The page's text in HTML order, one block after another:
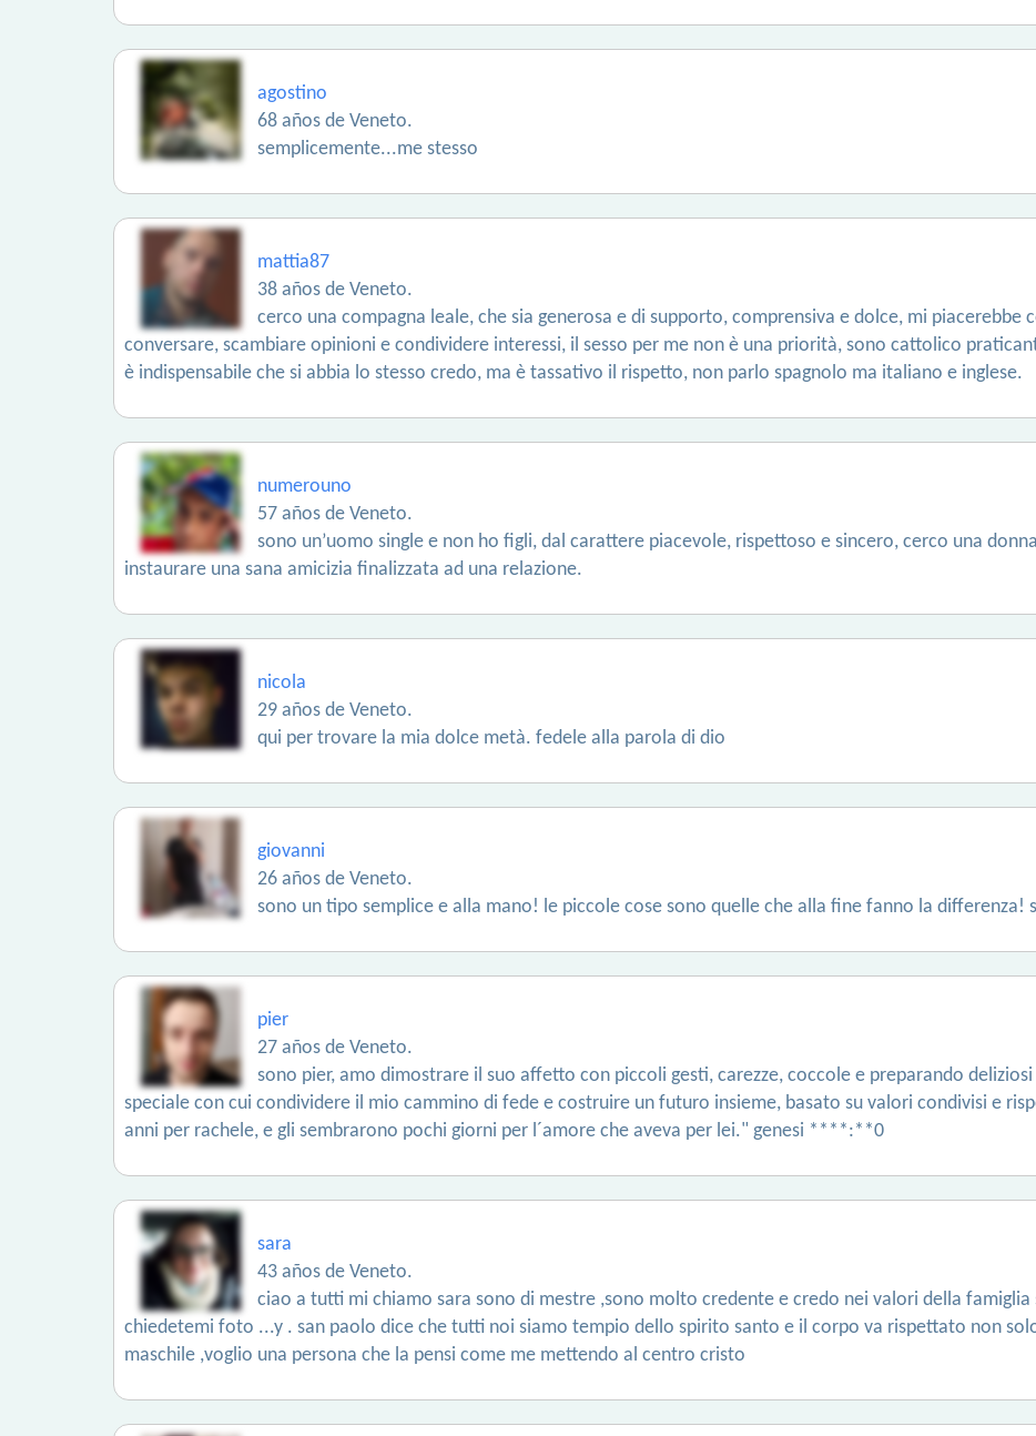
agostino
68 años de Veneto.
semplicemente...me stesso
mattia87
38 años de Veneto.
cerco una compagna leale, che sia generosa e di supporto, comprensiva e dolce, mi piacerebbe
conversare, scambiare opinioni e condividere interessi, il sesso per me non è una priorità, sono cattolico
è indispensabile che si abbia lo stesso credo, ma è tassativo il rispetto, non parlo spagnolo ma italiano e inglese.
numerouno
57 años de Veneto.
sono un’uomo single e non ho figli, dal carattere piacevole, rispettoso e sincero, cerco una
instaurare una sana amicizia finalizzata ad una relazione.
nicola
29 años de Veneto.
qui per trovare la mia dolce metà. fedele alla parola di dio
giovanni
26 años de Veneto.
sono un tipo semplice e alla mano! le piccole cose sono quelle che alla fine fanno la differenza!
pier
27 años de Veneto.
sono pier, amo dimostrare il suo affetto con piccoli gesti, carezze, coccole e preparando
speciale con cui condividere il mio cammino di fede e costruire un futuro insieme, basato su valori condivisi e
anni per rachele, e gli sembrarono pochi giorni per l´amore che aveva per lei." genesi ****:**0
sara
43 años de Veneto.
ciao a tutti mi chiamo sara sono di mestre ,sono molto credente e credo nei valori della
chiedetemi foto ...y . san paolo dice che tutti noi siamo tempio dello spirito santo e il corpo va rispettato non
maschile ,voglio una persona che la pensi come me mettendo al centro cristo